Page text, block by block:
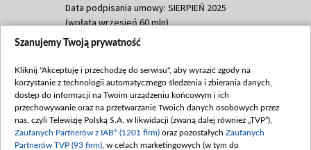
Data podpisania umowy: SIERPIEŃ 2025
(wpłata wrzesień 60 mln)
Dofinansowanie 635 783 051,21 PLN
(wpłata wrzesień 100 mln, październik 350
mln, listopad 265 mln)
Dofinansowanie 48 862 000,00 PLN
Data podpisania umowy: GRUDZIEŃ 2025
(wpłata grudzień 60,548 mln)
Szanujemy Twoją prywatność
Kliknij "Akceptuję i przechodzę do serwisu", aby wyrazić zgody na
korzystanie z technologii automatycznego śledzenia i zbierania danych,
dostęp do informacji na Twoim urządzeniu końcowym i ich
przechowywanie oraz na przetwarzanie Twoich danych osobowych przez
nas, czyli Telewizję Polską S.A. w likwidacji (zwaną dalej również „TVP”),
Zaufanych Partnerów z IAB* (1201 firm) oraz pozostałych Zaufanych
Partnerów TVP (93 firm) , w celach marketingowych (w tym do